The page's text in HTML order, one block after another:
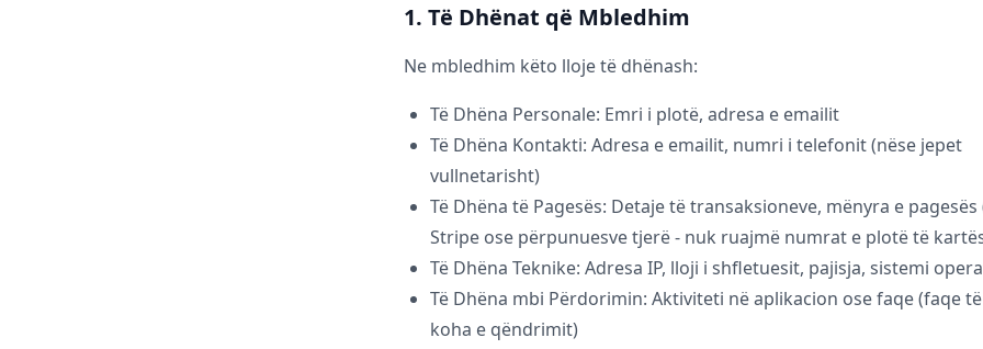
1. Të Dhënat që Mbledhim
Ne mbledhim këto lloje të dhënash:
Të Dhëna Personale: Emri i plotë, adresa e emailit
Të Dhëna Kontakti: Adresa e emailit, numri i telefonit (nëse jepet
vullnetarisht)
Të Dhëna të Pagesës: Detaje të transaksioneve, mënyra e
Stripe ose përpunuesve tjerë - nuk ruajmë numrat e plotë të
Të Dhëna Teknike: Adresa IP, lloji i shfletuesit, pajisja, sistemi
Të Dhëna mbi Përdorimin: Aktiviteti në aplikacion ose faqe (faqe
koha e qëndrimit)